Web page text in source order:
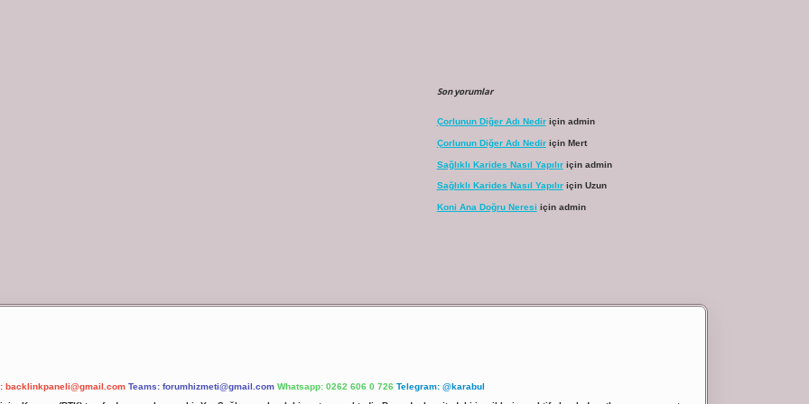
Son yorumlar
Çorlunun Diğer Adı Nediriçin admin
Çorlunun Diğer Adı Nediriçin Mert
Sağlıklı Karides Nasıl Yapılıriçin admin
Sağlıklı Karides Nasıl Yapılıriçin Uzun
Koni Ana Doğru Neresi için admin
backlinkpaneli@gmail.com Teams: forumhizmeti@gmail.com Whatsapp: 0262 606 0 726 Telegram: @karabul